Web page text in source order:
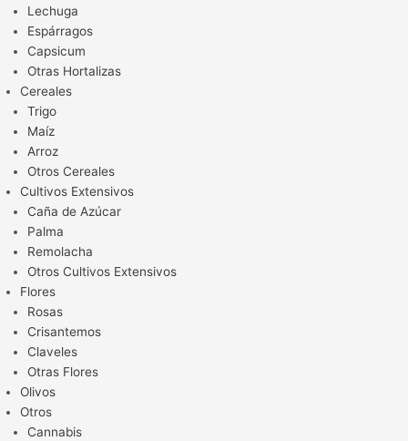
Lechuga
Espárragos
Capsicum
Otras Hortalizas
Cereales
Trigo
Maíz
Arroz
Otros Cereales
Cultivos Extensivos
Caña de Azúcar
Palma
Remolacha
Otros Cultivos Extensivos
Flores
Rosas
Crisantemos
Claveles
Otras Flores
Olivos
Otros
Cannabis